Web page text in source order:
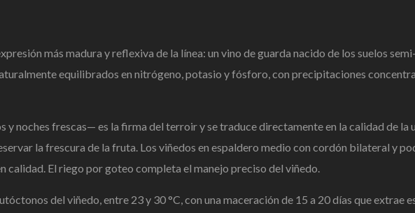
más madura y reflexiva de la línea: un vino de guarda nacido de los suelos
equilibrados en nitrógeno, potasio y fósforo, con precipitaciones
noches frescas— es la firma del terroir y se traduce directamente en la calidad de la
la frescura de la fruta. Los viñedos en espaldero medio con cordón bilateral y
calidad. El riego por goteo completa el manejo preciso del viñedo.
del viñedo, entre 23 y 30 °C, con una maceración de 15 a 20 días que extrae